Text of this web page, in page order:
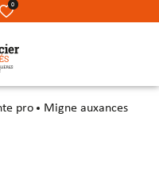
0
pro
Migne auxances